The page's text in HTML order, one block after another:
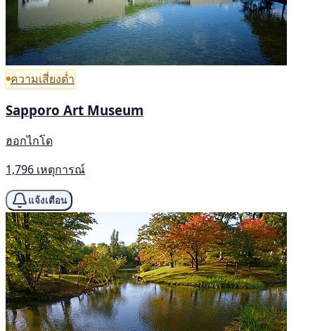
ความเสี่ยงต่ำ
Sapporo Art Museum
ฮอกไกโด
1,796 เหตุการณ์
แจ้งเตือน